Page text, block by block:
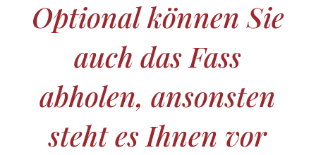
Optional können Sie
auch das Fass
abholen, ansonsten
steht es Ihnen vor